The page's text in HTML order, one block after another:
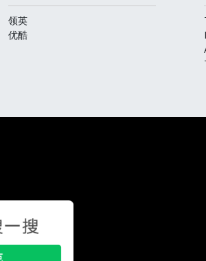
领英
优酷